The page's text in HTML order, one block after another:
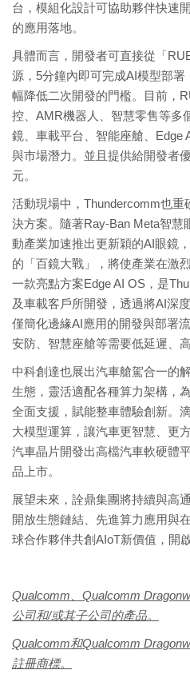
台，模組化設計可協助夥伴快速
的應用落地。
具體而言，開發者可直接從「
源，5分鐘內即可完成AI模型部
幅降低二次開發的門檻。目前，
控、AMR機器人、智慧零售等多
鏡、車載平台、智能座艙、Edge
與市場潛力。並且提供給開發者
元。
活動現場中，Thundercomm也重
決方案。隨著Ray-Ban Meta智慧
動產業加速推出更新穎的AI眼鏡
的「百鏡大戰」，將使產業在激
一款亮點方案Edge AI OS，是
及車載客戶所開發，透過將AI深
僅簡化邊緣AI應用的開發與部署
安防、智慧座艙等需要低延遲、
中科創達也展出汽車艙駕合一的
生態，靈活適配各種算力架構，
全面支援，賦能整車體驗創新。
大模型運算，讓汽車更智慧、更
汽車晶片開發出高檔汽車軟硬體
品上市。
展望未來，詮鼎集團將持續與高
開放生態鏈結、先進算力應用與
球合作夥伴共創AIoT新價值，開
Qualcomm 、Qualcomm
公司和/或其子公司的產品。
Qualcomm和Qualcomm
註冊商標。